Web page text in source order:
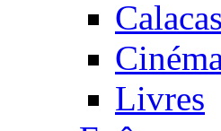
Livres